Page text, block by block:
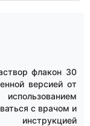
флакон 30
версией от
с врачом и
инструкцией